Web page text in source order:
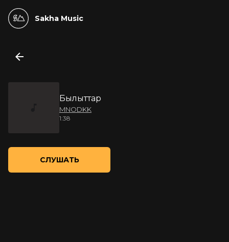
Sakha Music
Былыттар
MNODKK
1:38
СЛУШАТЬ